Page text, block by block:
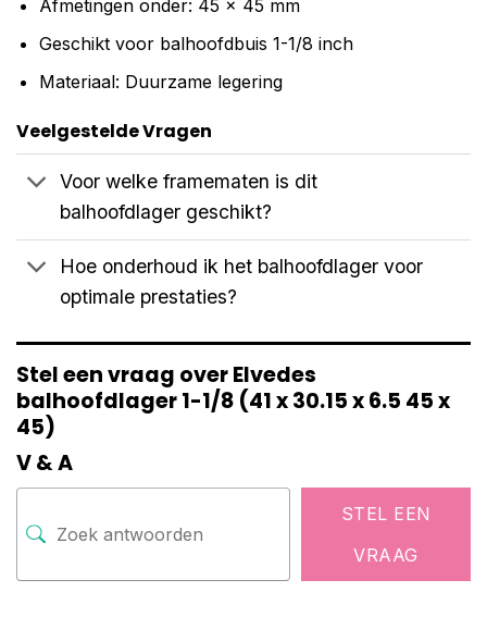
Afmetingen onder: 45 x 45 mm
Geschikt voor balhoofdbuis 1-1/8 inch
Materiaal: Duurzame legering
Veelgestelde Vragen
Voor welke framematen is dit
balhoofdlager geschikt?
Hoe onderhoud ik het balhoofdlager voor
optimale prestaties?
Stel een vraag over Elvedes
balhoofdlager 1-1/8 (41 x 30.15 x 6.5 45 x
45)
V & A
STEL EEN
VRAAG